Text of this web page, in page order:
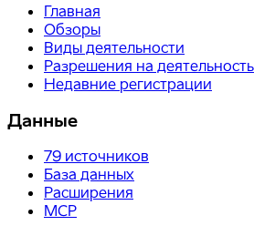
Главная
Обзоры
Виды деятельности
Разрешения на деятельность
Недавние регистрации
Данные
79 источников
База данных
Расширения
MCP